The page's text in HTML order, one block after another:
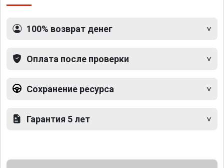
100% возврат денег
Оплата после проверки
Сохранение ресурса
Гарантия 5 лет